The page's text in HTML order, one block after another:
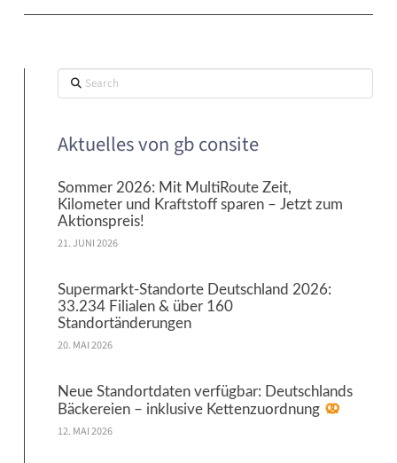
Search
Aktuelles von gb consite
Sommer 2026: Mit MultiRoute Zeit,
Kilometer und Kraftstoff sparen – Jetzt zum
Aktionspreis!
21. JUNI 2026
Supermarkt-Standorte Deutschland 2026:
33.234 Filialen & über 160
Standortänderungen
20. MAI 2026
Neue Standortdaten verfügbar: Deutschlands
Bäckereien – inklusive Kettenzuordnung
12. MAI 2026